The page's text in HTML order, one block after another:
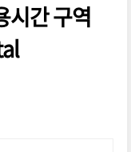
시간 구역